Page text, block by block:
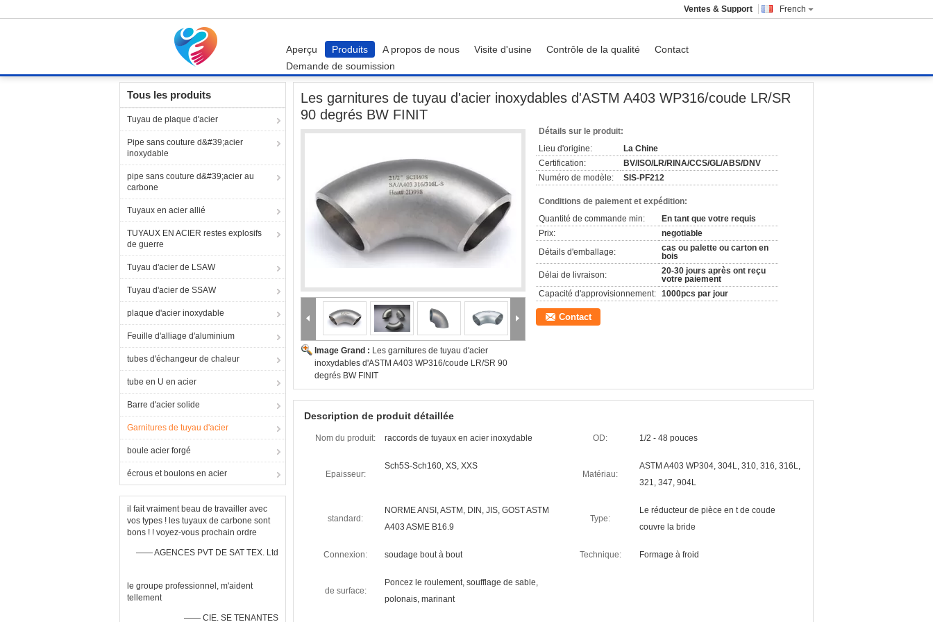
French
Ventes & Support
Aperçu Produits A propos de nous Visite d'usine Contrôle de la qualité
Contact
Demande de soumission
Garnitures de tuyau d'acier Les garnitures de tuyau d'acier inoxydables d'ASTM A403 WP316/coude LR/SR 90 degrés BW FINIT
Tous les produits
Tuyau de plaque d'acier
Pipe sans couture d&#39;acier
inoxydable
pipe sans couture d&#39;acier au
carbone
Tuyaux en acier allié
TUYAUX EN ACIER restes explosifs
de guerre
Tuyau d'acier de LSAW
Tuyau d'acier de SSAW
plaque d'acier inoxydable
Feuille d'alliage d'aluminium
tubes d'échangeur de chaleur
tube en U en acier
Barre d'acier solide
Garnitures de tuyau d'acier
boule acier forgé
écrous et boulons en acier
il fait vraiment beau de travailler avec
vos types ! les tuyaux de carbone sont
bons ! ! voyez-vous prochain ordre
—— AGENCES PVT DE SAT TEX. Ltd
le groupe professionnel, m'aident
tellement
—— CIE. SE TENANTES
Les garnitures de tuyau d'acier inoxydables d'ASTM A403 WP316/coude LR/SR
90 degrés BW FINIT
Image Grand : Les garnitures de tuyau d'acier
inoxydables d'ASTM A403 WP316/coude LR/SR 90
degrés BW FINIT
Détails sur le produit:
Lieu d'origine:
La Chine
Certification:
BV/ISO/LR/RINA/CCS/GL/ABS/DNV
Numéro de modèle:
SIS-PF212
Conditions de paiement et expédition:
Quantité de commande min:
En tant que votre requis
Prix:
negotiable
Détails d'emballage:
cas ou palette ou carton en
bois
Délai de livraison:
20-30 jours après ont reçu
votre paiement
Capacité d'approvisionnement: 1000pcs par jour
Contact
Description de produit détaillée
Nom du produit: raccords de tuyaux en acier inoxydable OD: 1/2 - 48 pouces
Epaisseur:
Sch5S-Sch160, XS, XXS
Matériau:
ASTM A403 WP304, 304L, 310, 316, 316L,
321, 347, 904L
standard:
NORME ANSI, ASTM, DIN, JIS, GOST ASTM
A403 ASME B16.9
Type:
Le réducteur de pièce en t de coude
couvre la bride
Connexion: soudage bout à bout Technique: Formage à froid
de surface:
Poncez le roulement, soufflage de sable,
polonais, marinant